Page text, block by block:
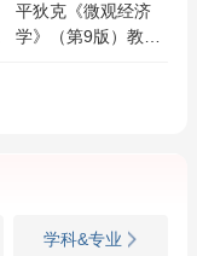
平狄克《微观经济
学》（第9版）教材
学科&专业